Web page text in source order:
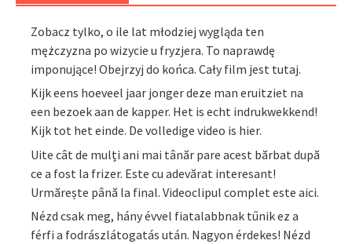
Zobacz tylko, o ile lat młodziej wygląda ten
mężczyzna po wizycie u fryzjera. To naprawdę
imponujące! Obejrzyj do końca. Cały film jest tutaj.
Kijk eens hoeveel jaar jonger deze man eruitziet na
een bezoek aan de kapper. Het is echt indrukwekkend!
Kijk tot het einde. De volledige video is hier.
Uite cât de mulți ani mai tânăr pare acest bărbat după
ce a fost la frizer. Este cu adevărat interesant!
Urmărește până la final. Videoclipul complet este aici.
Nézd csak meg, hány évvel fiatalabbnak tűnik ez a
férfi a fodrászlátogatás után. Nagyon érdekes! Nézd